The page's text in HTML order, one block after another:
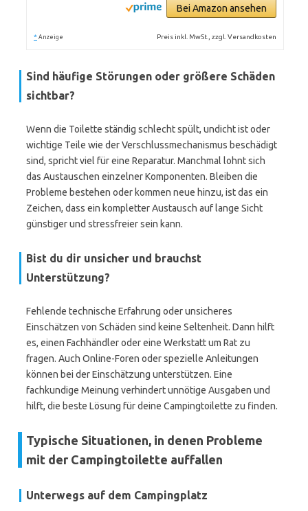
Bei Amazon ansehen
* Anzeige Preis inkl. MwSt., zzgl. Versandkosten
Sind häufige Störungen oder größere Schäden
sichtbar?
Wenn die Toilette ständig schlecht spült, undicht ist oder
wichtige Teile wie der Verschlussmechanismus beschädigt
sind, spricht viel für eine Reparatur. Manchmal lohnt sich
das Austauschen einzelner Komponenten. Bleiben die
Probleme bestehen oder kommen neue hinzu, ist das ein
Zeichen, dass ein kompletter Austausch auf lange Sicht
günstiger und stressfreier sein kann.
Bist du dir unsicher und brauchst
Unterstützung?
Fehlende technische Erfahrung oder unsicheres
Einschätzen von Schäden sind keine Seltenheit. Dann hilft
es, einen Fachhändler oder eine Werkstatt um Rat zu
fragen. Auch Online-Foren oder spezielle Anleitungen
können bei der Einschätzung unterstützen. Eine
fachkundige Meinung verhindert unnötige Ausgaben und
hilft, die beste Lösung für deine Campingtoilette zu finden.
Typische Situationen, in denen Probleme
mit der Campingtoilette auffallen
Unterwegs auf dem Campingplatz